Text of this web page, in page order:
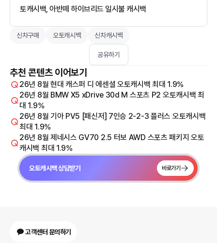
토캐시백, 아반떼 하이브리드 일시불 캐시백
신차구매 오토캐시백 신차캐시백
공유하기
추천 콘텐츠 이어보기
26년 8월 현대 캐스퍼 디 에센셜 오토캐시백 최대 1.9%
26년 8월 BMW X5 xDrive 30d M 스포츠 P2 오토캐시백 최
대 1.9%
26년 8월 기아 PV5 [패신저] 7인승 2-2-3 플러스 오토캐시백
최대 1.9%
26년 8월 제네시스 GV70 2.5 터보 AWD 스포츠 패키지 오토
캐시백 최대 1.9%
오토캐시백 상담받기 바로가기
고객센터 문의하기